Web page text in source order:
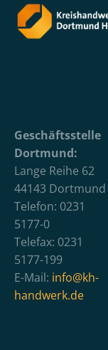
Geschäftsstelle
Dortmund:
Lange Reihe 62
44143 Dortmund
Telefon: 0231
5177-0
Telefax: 0231
5177-199
E-Mail: info@kh-
handwerk.de